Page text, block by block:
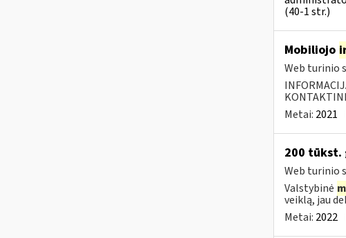
(40-1 str.)
Mobiliojo
Web turinio
Metai: 2021
200 tūkst.
Web turinio
Valstybinė
veiklą, jau
Metai: 2022